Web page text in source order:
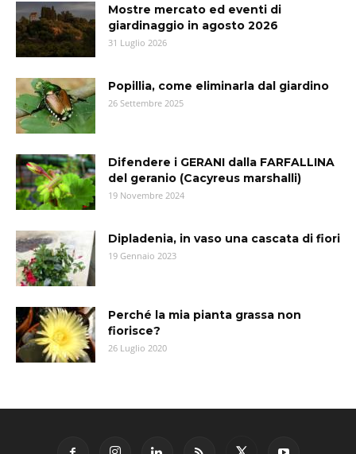
Mostre mercato ed eventi di
giardinaggio in agosto 2026
31 Luglio 2026
Popillia, come eliminarla dal giardino
26 Settembre 2025
Difendere i GERANI dalla FARFALLINA
del geranio (Cacyreus marshalli)
19 Novembre 2024
Dipladenia, in vaso una cascata di fiori
19 Gennaio 2023
Perché la mia pianta grassa non
fiorisce?
26 Luglio 2020